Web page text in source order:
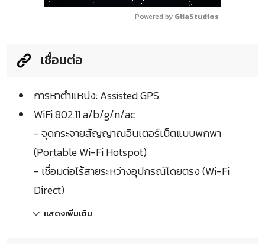
Powered by GliaStudios
เชื่อมต่อ
การหาตำแหน่ง: Assisted GPS
WiFi 802.11 a/b/g/n/ac
- จุดกระจายสัญญาณอินเตอร์เน็ตแบบพกพา
(Portable Wi-Fi Hotspot)
- เชื่อมต่อไร้สายระหว่างอุปกรณ์โดยตรง (Wi-Fi
Direct)
แสดงเพิ่มเติม